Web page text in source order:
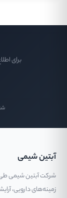
برای
آبتین شیمی
شرکت آبتین شیمی طی
زمینه‌های دارویی،